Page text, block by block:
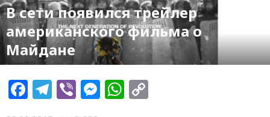
В сети появился трейлер
американского фильма о
Майдане
Facebook
Telegram
ViberMessenger
WhatsApp